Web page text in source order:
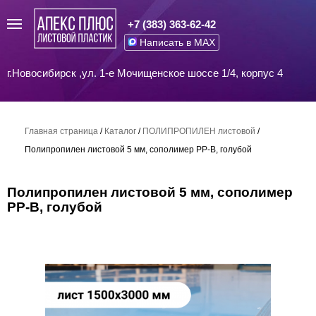
+7 (383) 363-62-42
Написать в MAX
г.Новосибирск ,ул. 1-е Мочищенское шоссе 1/4, корпус 4
Главная страница / Каталог / ПОЛИПРОПИЛЕН листовой /
Полипропилен листовой 5 мм, сополимер PP-B, голубой
Полипропилен листовой 5 мм, сополимер
PP-B, голубой